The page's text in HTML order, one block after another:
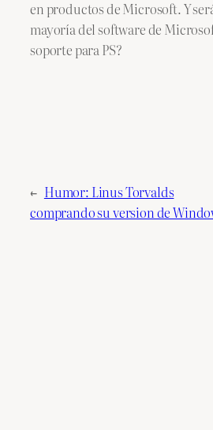
en productos de Microsoft. Y
mayoría del software de
soporte para PS?
← Humor: Linus Torvalds
comprando su version de